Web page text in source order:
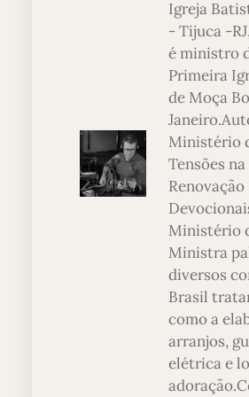
Igreja
- Tijuca -
é ministro
Primeira
de Moça
Ministério
Tensões
Renovação
Ministério
Ministra
diversos
Brasil
como a
arranjos,
elétrica e